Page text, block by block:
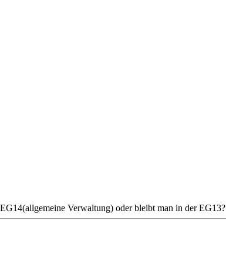
Verwaltung) oder bleibt man in der EG13?